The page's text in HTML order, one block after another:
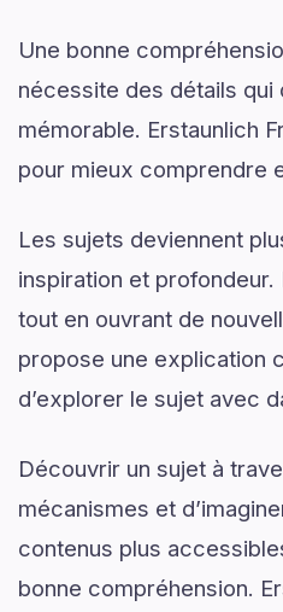
Une bonne
nécessite des détails qui
mémorable. Erstaunlich
pour mieux comprendre
Les sujets deviennent
inspiration et
tout en ouvrant de
propose une explication
d’explorer le sujet avec
Découvrir un sujet à
mécanismes et
contenus plus
bonne compréhension.